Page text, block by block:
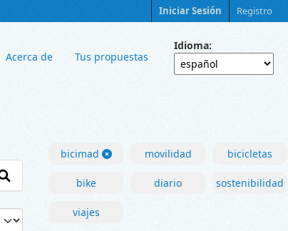
Iniciar Sesión Registro
Acerca de Tus propuestas
Idioma
bicimad movilidad bicicletas
bike diario sostenibilidad
viajes